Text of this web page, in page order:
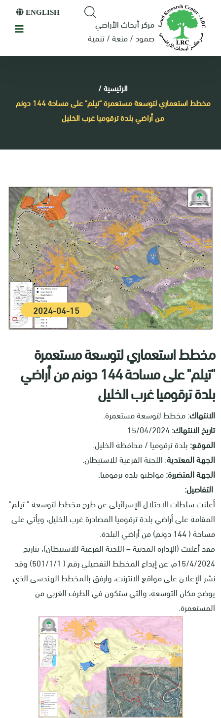
مركز أبحاث الأراضي
صمود / منعة / تنمية
ENGLISH
الرئيسية/
مخطط استعماري لتوسعة مستعمرة "تيلم" على مساحة 144 دونم
من أراضي بلدة ترقوميا غرب الخليل
2024-04-15
مخطط استعماري لتوسعة مستعمرة
"تيلم" على مساحة 144 دونم من أراضي
بلدة ترقوميا غرب الخليل
الانتهاك: مخطط لتوسعة مستعمرة.
تاريخ الانتهاك:
الموقع:بلدة ترقوميا / محافظة الخليل.
الجهة المعتدية: اللجنة الفرعية للاستيطان.
الجهة المتضررة:مواطنو بلدة ترقوميا.
التفاصيل:
أعلنت سلطات الاحتلال الإسرائيلي عن طرح مخطط لتوسعة " تيلم"
المقامة على أراضي بلدة ترقوميا المصادرة غرب الخليل، ويأتي على
مساحة ( 144 دونم) من أراضي البلدة.
فقد أعلنت (الإدارة المدنية – اللجنة الفرعية للاستيطان)، بتاريخ
15/4/2024م، عن إيداع المخطط التفصيلي رقم ( 501/1/1) وقد
نشر الإعلان على مواقع الانترنت، وارفق بالمخطط الهندسي الذي
يوضح مكان التوسعة، والتي ستكون في الطرف الغربي من
المستعمرة.